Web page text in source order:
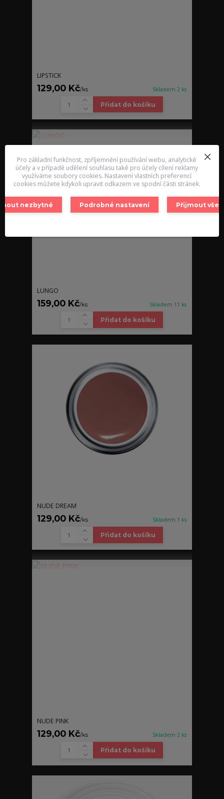
LIPSTICK
129,00 Kč/ks Skladem 2 ks
Přidat do košíku
LUNGO
159,00 Kč/ks Skladem 11 ks
Přidat do košíku
NUDE DREAM
129,00 Kč/ks Skladem 1 ks
Přidat do košíku
NUDE PINK
129,00 Kč/ks Skladem 2 ks
Přidat do košíku
Pro základní funkčnost, zpříjemnění používání webu, analytické
účely a v případě udělení souhlasu také pro účely cílení reklamy
využíváme soubory cookies. Nastavení vlastních preferencí
cookies můžete kdykoli upravit odkazem ve spodní části stránek.
nezbytné Podrobné nastavení Přijmout